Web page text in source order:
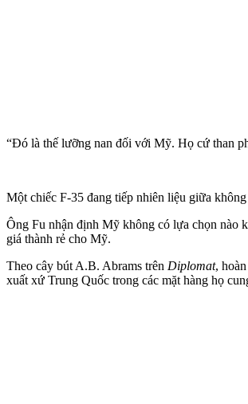
“Đó là thế lưỡng nan đối với Mỹ. Họ cứ than
Một chiếc F-35 đang tiếp nhiên liệu giữa
Ông Fu nhận định Mỹ không có lựa chọn nào
giá thành rẻ cho Mỹ.
Theo cây bút A.B. Abrams trên Diplomat,
xuất xứ Trung Quốc trong các mặt hàng họ